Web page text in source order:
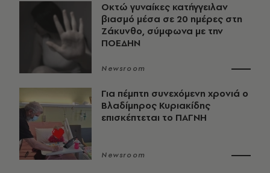
Οκτώ γυναίκες κατήγγειλαν
βιασμό μέσα σε 20 ημέρες στη
Ζάκυνθο, σύμφωνα με την
ΠΟΕΔΗΝ
Newsroom
Για πέμπτη συνεχόμενη χρονιά ο
Βλαδίμηρος Κυριακίδης
επισκέπτεται το ΠΑΓΝΗ
Newsroom